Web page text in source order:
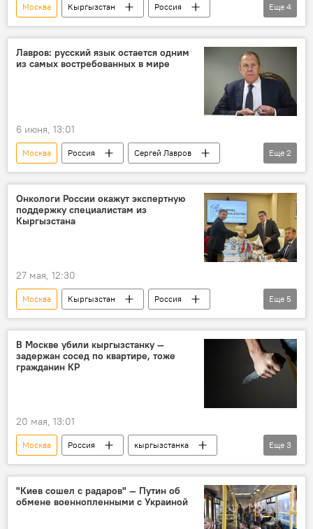
Москва Кыргызстан
Россия
Олимпиада
русский язык
Еще 4
Лавров: русский язык остается одним
из самых востребованных в мире
6 июня, 13:01
Москва Россия
Сергей Лавров
Международный день русского языка
поздравление
Еще 2
Онкологи России окажут экспертную
поддержку специалистам из
Кыргызстана
27 мая, 12:30
Москва Кыргызстан
Россия
онкология
онколог
Дамир Осмонов
медицина
сотрудничество
Еще 5
В Москве убили кыргызстанку —
задержан сосед по квартире, тоже
гражданин КР
20 мая, 13:01
Москва Россия
кыргызстанка
убийство
мигранты задержание
Еще 3
"Киев сошел с радаров" — Путин об
обмене военнопленными с Украиной